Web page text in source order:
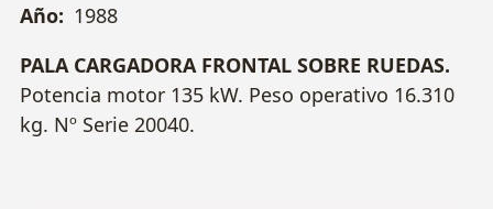
Año: 1988
PALA CARGADORA FRONTAL SOBRE RUEDAS.
Potencia motor 135 kW. Peso operativo 16.310
kg. Nº Serie 20040.